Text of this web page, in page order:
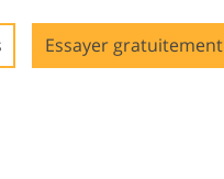
Essayer gratuitement